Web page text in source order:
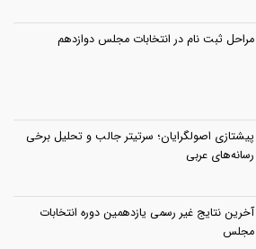
مراحل ثبت نام در انتخابات مجلس دوازدهم
پیشتازی اصولگرایان؛ سرتیتر جالب و تحلیل برخی
رسانه‌های عربی
آخرین نتایج غیر رسمی یازدهمین دوره انتخابات
مجلس